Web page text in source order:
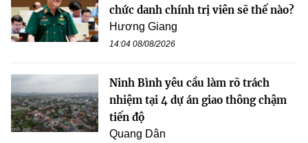
chức danh chính trị viên sẽ thế nào?
Hương Giang
14:04 08/08/2026
Ninh Bình yêu cầu làm rõ trách
nhiệm tại 4 dự án giao thông chậm
tiến độ
Quang Dân